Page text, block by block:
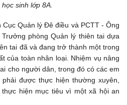
sinh lớp 8A.
Quản lý Đê điều và PCTT - Ông
phòng Quản lý thiên tai dựa
tai đã và đang trở thành một trong
của toàn nhân loại. Nhiệm vụ nâng
cho người dân, trong đó có các em
được thực hiện thường xuyên,
hiện mục tiêu vì một xã hội an